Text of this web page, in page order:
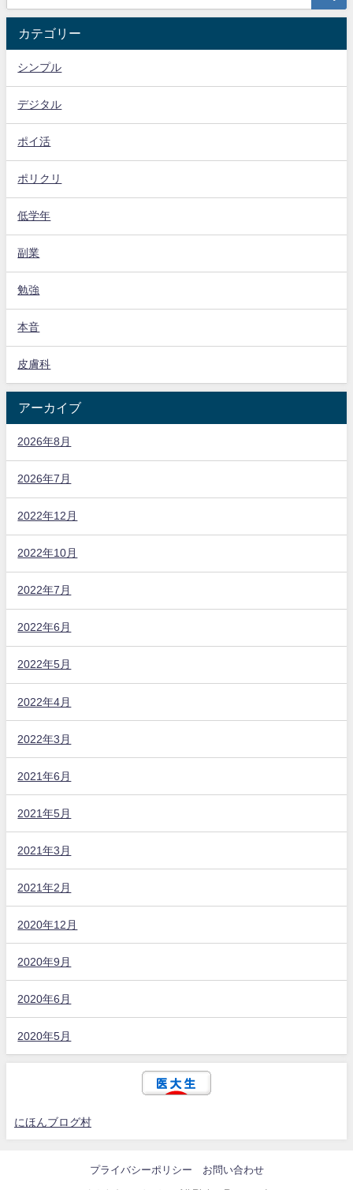
カテゴリー
シンプル
デジタル
ポイ活
ポリクリ
低学年
副業
勉強
本音
皮膚科
アーカイブ
2026年8月
2026年7月
2022年12月
2022年10月
2022年7月
2022年6月
2022年5月
2022年4月
2022年3月
2021年6月
2021年5月
2021年3月
2021年2月
2020年12月
2020年9月
2020年6月
2020年5月
にほんブログ村
プライバシーポリシー お問い合わせ